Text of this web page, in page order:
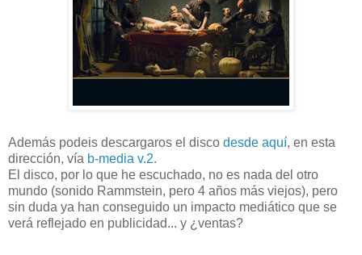
Además podeis descargaros el disco desde aquí, en esta
dirección, vía b-media v.2.
El disco, por lo que he escuchado, no es nada del otro
mundo (sonido Rammstein, pero 4 años más viejos), pero
sin duda ya han conseguido un impacto mediático que se
verá reflejado en publicidad... y ¿ventas?